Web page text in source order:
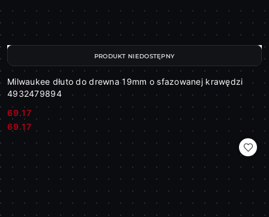
Milwaukee dłuto do drewna 19mm o sfazowanej krawędzi
4932479894
Cena:
69.17
Cena:
69.17
PRODUKT NIEDOSTĘPNY